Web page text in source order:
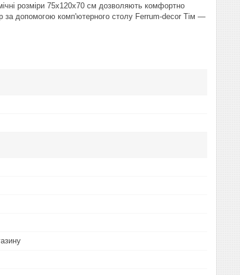
розміри 75x120x70 см дозволяють комфортно
за допомогою комп'ютерного столу Ferrum-decor Тім —